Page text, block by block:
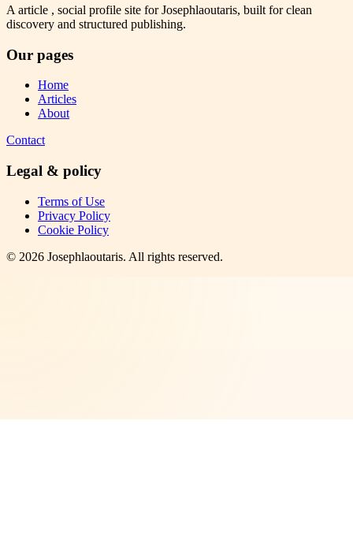
A article , social profile site for Josephlaoutaris, built for clean
discovery and structured publishing.
Our pages
Home
Articles
About
Contact
Legal & policy
Terms of Use
Privacy Policy
Cookie Policy
© 2026 Josephlaoutaris. All rights reserved.